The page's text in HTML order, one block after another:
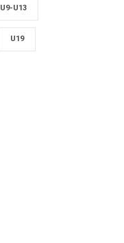
U9-U13
U19